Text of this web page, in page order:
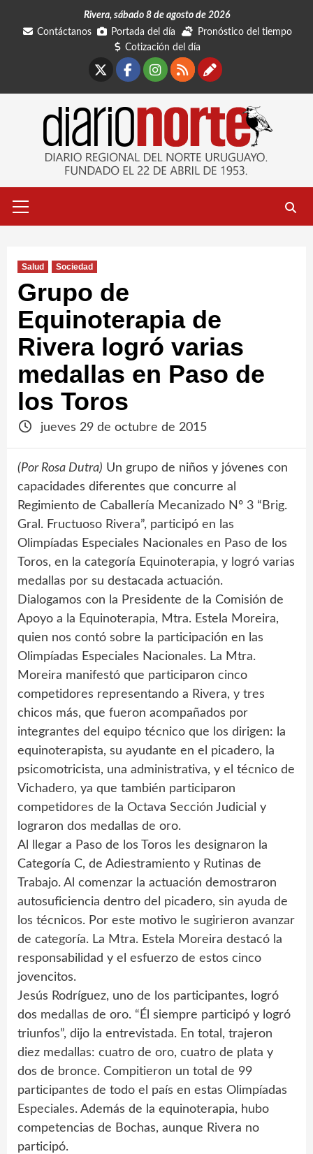
Rivera, sábado 8 de agosto de 2026
Contáctanos
Portada del día
Pronóstico del tiempo
Cotización del día
Facebook
Instagram
RSSContáctanos
primario
Salud Sociedad
Grupo de
Equinoterapia de
Rivera logró varias
medallas en Paso de
los Toros
jueves 29 de octubre de 2015
(Por Rosa Dutra) Un grupo de niños y jóvenes con
capacidades diferentes que concurre al
Regimiento de Caballería Mecanizado Nº 3 “Brig.
Gral. Fructuoso Rivera”, participó en las
Olimpíadas Especiales Nacionales en Paso de los
Toros, en la categoría Equinoterapia, y logró varias
medallas por su destacada actuación.
Dialogamos con la Presidente de la Comisión de
Apoyo a la Equinoterapia, Mtra. Estela Moreira,
quien nos contó sobre la participación en las
Olimpíadas Especiales Nacionales. La Mtra.
Moreira manifestó que participaron cinco
competidores representando a Rivera, y tres
chicos más, que fueron acompañados por
integrantes del equipo técnico que los dirigen: la
equinoterapista, su ayudante en el picadero, la
psicomotricista, una administrativa, y el técnico de
Vichadero, ya que también participaron
competidores de la Octava Sección Judicial y
lograron dos medallas de oro.
Al llegar a Paso de los Toros les designaron la
Categoría C, de Adiestramiento y Rutinas de
Trabajo. Al comenzar la actuación demostraron
autosuficiencia dentro del picadero, sin ayuda de
los técnicos. Por este motivo le sugirieron avanzar
de categoría. La Mtra. Estela Moreira destacó la
responsabilidad y el esfuerzo de estos cinco
jovencitos.
Jesús Rodríguez, uno de los participantes, logró
dos medallas de oro. “Él siempre participó y logró
triunfos”, dijo la entrevistada. En total, trajeron
diez medallas: cuatro de oro, cuatro de plata y
dos de bronce. Compitieron un total de 99
participantes de todo el país en estas Olimpíadas
Especiales. Además de la equinoterapia, hubo
competencias de Bochas, aunque Rivera no
participó.